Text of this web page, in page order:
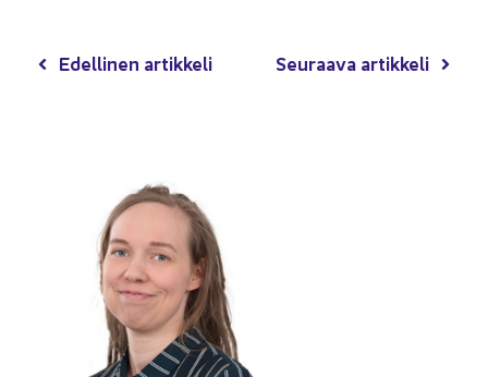
Edel­li­nen ar­tik­ke­li Seu­raa­va ar­tik­ke­li